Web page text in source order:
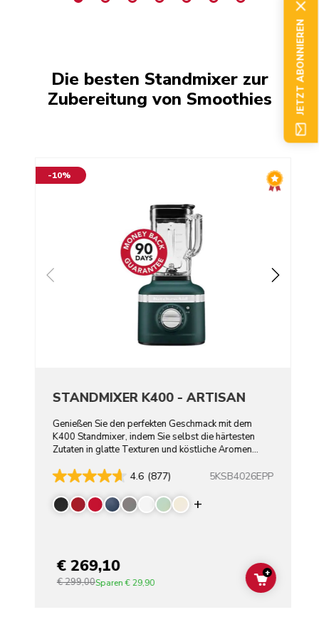
Die besten Standmixer zur
Zubereitung von Smoothies
-10%
STANDMIXER K400 - ARTISAN
Genießen Sie den perfekten Geschmack mit dem
K400 Standmixer, indem Sie selbst die härtesten
Zutaten in glatte Texturen und köstliche Aromen
4.6 (877) 5KSB4026EPP
Display more
€ 269,10
€ 299,00Sparen € 29,90 ADD TO
+
JETZT ABONNIEREN